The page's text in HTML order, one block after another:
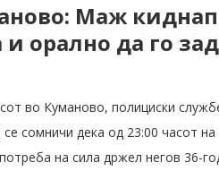
Маж
и орално да го
во Куманово, полициски
сомничи дека од 23:00 часот
на сила држел негов 36-